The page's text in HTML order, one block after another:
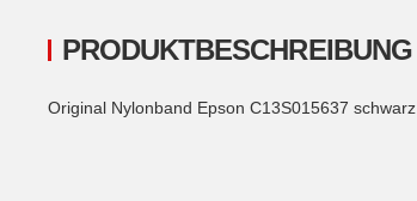
PRODUKTBESCHREIBUNG
Original Nylonband Epson C13S015637 schwarz